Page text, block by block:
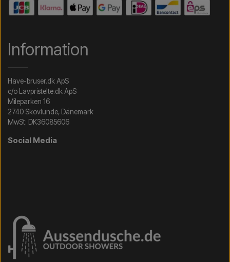
Information
Have-bruser.dk ApS
c/o Lavpristelte.dk ApS
Mileparken 16
2740 Skovlunde, Dänemark
MwSt: DK36085606
Social Media